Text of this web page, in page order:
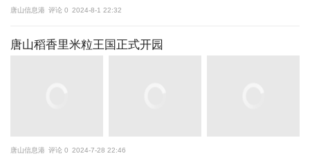
唐山信息港 评论 0 2024-8-1 22:32
唐山稻香里米粒王国正式开园
唐山信息港 评论 0 2024-7-28 22:46